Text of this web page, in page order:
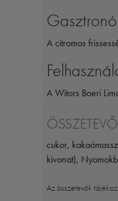
A citromos
A Witors Boeri
cukor,
kivonat),
Az összetevők